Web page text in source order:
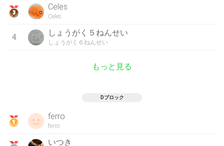
Celes
Celes
4 しょうがく５ねんせい
しょうがく６ねんせい
もっと見る
Dブロック
ferro
ferro
いつき